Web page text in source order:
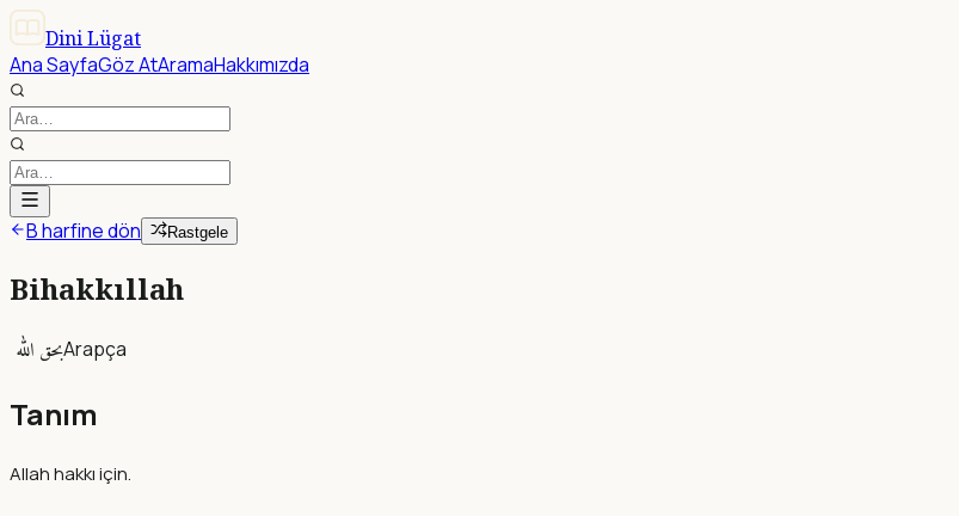
Dini Lügat
Ana SayfaGöz AtAramaHakkımızda
B harfine dön Rastgele
Bihakkıllah
بحق اللهArapça
Tanım
Allah hakkı için.